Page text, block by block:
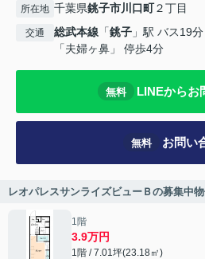
所在地 千葉県銚子市川口町２丁目
交通 総武本線 「銚子 」駅 バス19
「夫婦ヶ鼻」 停歩4分
無料 LINEからお
無料 お問い
レオパレスサンライズビューＢの募集中
1階
3.9万円
1階 / 7.01坪(23.18㎡)